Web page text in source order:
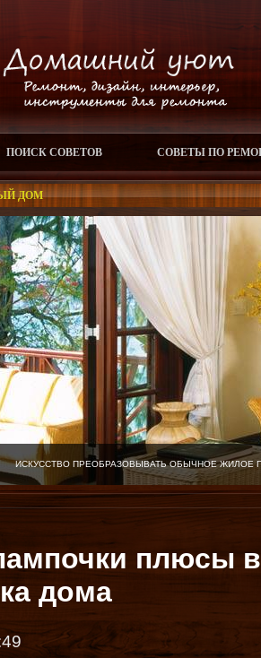
ПОИСК СОВЕТОВ СОВЕТЫ ПО
ДОМ
ИСКУССТВО ПРЕОБРАЗОВЫВАТЬ ОБЫЧНОЕ
плюсы
дома